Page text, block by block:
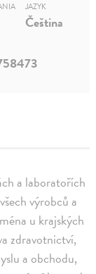
a laboratořích
výrobců a
u krajských
zdravotnictví,
a obchodu,
JAZYK
Čeština